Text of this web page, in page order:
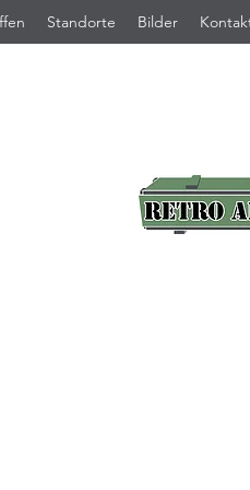
Standorte Bilder